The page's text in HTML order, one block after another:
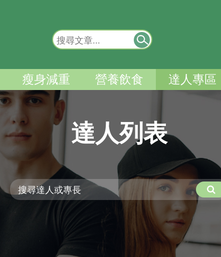
瘦身減重 營養飲食 達人專區
達人列表